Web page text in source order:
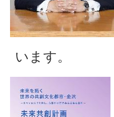
います。